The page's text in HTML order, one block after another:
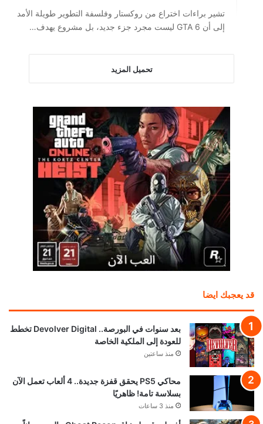
تشير براءات اختراع من روكستار وفلسفة التطوير طويلة الأمد
إلى أن GTA 6 ليست مجرد جزء جديد، بل مشروع يهدف…
تحميل المزيد
قد يعجبك ايضا
بعد سنوات في البورصة.. Devolver Digital تخطط
للعودة إلى الملكية الخاصة
منذ ساعتين
محاكي PS5 يحقق قفزة جديدة.. 4 ألعاب تعمل الآن
بسلاسة تامة! ظاهريًا
منذ 3 ساعات